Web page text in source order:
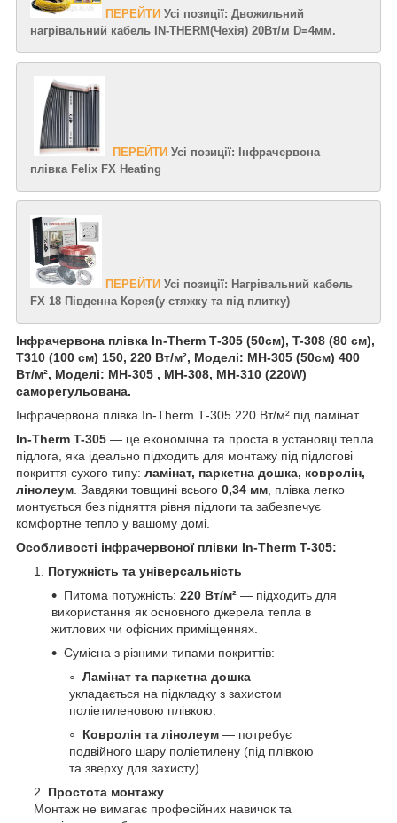
ПЕРЕЙТИ Усі позиції: Двожильний
нагрівальний кабель IN-THERM(Чехія) 20Вт/м D=4мм.
ПЕРЕЙТИ Усі позиції: Інфрачервона
плівка Felix FX Heating
ПЕРЕЙТИ Усі позиції: Нагрівальний кабель
FX 18 Південна Корея(у стяжку та під плитку)
Інфрачервона плівка In-Therm Т-305 (50см), T-308 (80 см),
T310 (100 см) 150, 220 Вт/м², Моделі: MH-305 (50см) 400
Вт/м², Моделі: MH-305 , MH-308, MH-310 (220W)
саморегульована.
Інфрачервона плівка In-Therm Т-305 220 Вт/м² під ламінат
In-Therm T-305 — це економічна та проста в установці тепла
підлога, яка ідеально підходить для монтажу під підлогові
покриття сухого типу: ламінат, паркетна дошка, ковролін,
лінолеум . Завдяки товщині всього 0,34 мм , плівка легко
монтується без підняття рівня підлоги та забезпечує
комфортне тепло у вашому домі.
Особливості інфрачервоної плівки In-Therm T-305:
Потужність та універсальність
Питома потужність: 220 Вт/м² — підходить для
використання як основного джерела тепла в
житлових чи офісних приміщеннях.
Сумісна з різними типами покриттів:
Ламінат та паркетна дошка —
укладається на підкладку з захистом
поліетиленовою плівкою.
Ковролін та лінолеум — потребує
подвійного шару поліетилену (під плівкою
та зверху для захисту).
Простота монтажу
Монтаж не вимагає професійних навичок та